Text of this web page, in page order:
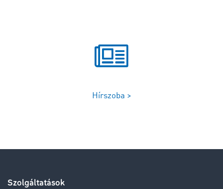
Hírszoba >
Szolgáltatások